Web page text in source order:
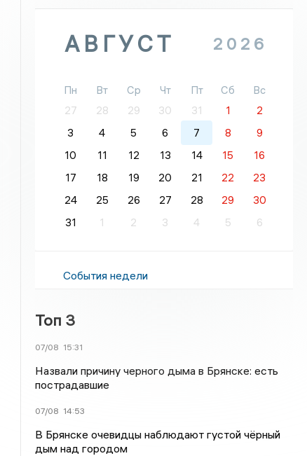
АВГУСТ 2026
Пн Вт Ср Чт Пт Сб
Вс
27
28 29 30 31 1
2
3
4 5 6 7 8
9
10
11 12 13 14 15
16
17
18 19 20 21 22
23
24
25 26 27 28 29
30
31
1 2 3 4 5 6
События недели
Топ 3
07/08 15:31
Назвали причину черного дыма в Брянске: есть
пострадавшие
07/08 14:53
В Брянске очевидцы наблюдают густой чёрный
дым над городом